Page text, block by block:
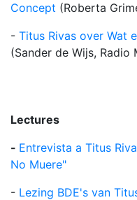
Concept (Roberta
- Titus Rivas over Wat
(Sander de Wijs, Radio
Lectures
- Entrevista a Titus
No Muere"
- Lezing BDE's van